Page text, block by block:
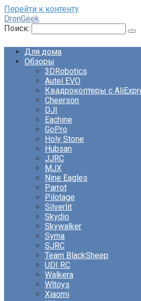
Перейти к контенту
DronGeek
Поиск:
Для дома
Обзоры
3DRobotics
Autel EVO
Квадрокоптеры с
Cheerson
DJI
Eachine
GoPro
Holy Stone
Hubsan
JJRC
MJX
Nine Eagles
Parrot
Pilotage
Silverlit
Skydio
Skywalker
Syma
SJRC
Team BlackSheep
UDI RC
Walkera
Wltoys
Xiaomi